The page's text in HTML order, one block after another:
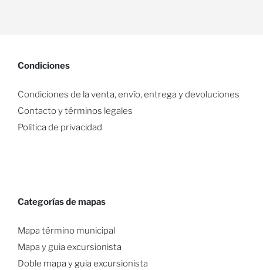
Condiciones
Condiciones de la venta, envío, entrega y devoluciones
Contacto y términos legales
Política de privacidad
Categorías de mapas
Mapa término municipal
Mapa y guia excursionista
Doble mapa y guia excursionista